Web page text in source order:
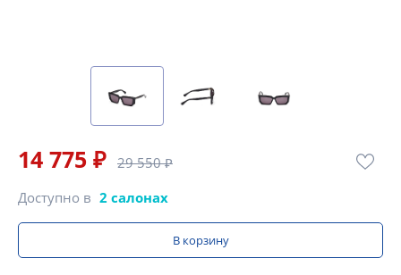
14 775 ₽ 29 550 ₽
Доступно в 2 салонах
В корзину